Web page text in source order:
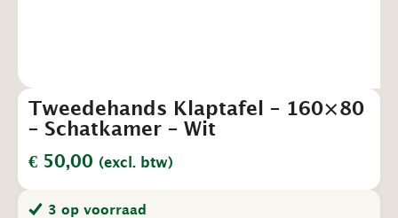
Tweedehands Klaptafel – 160×80
– Schatkamer – Wit
€ 50,00 (excl. btw)
3 op voorraad